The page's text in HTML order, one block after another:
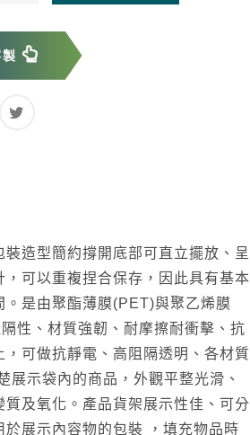
造型簡約撐開底部可直立擺放、呈
可以重複捏合保存，因此具有基本
。是由聚酯薄膜(PET)與聚乙烯膜
性、材質強韌、耐摩擦耐衝擊、抗
可做抗靜電、高阻隔透明、各材質
示袋內的商品，外觀平整光滑、
及氧化。產品貨架展示性佳、可分
展示內容物的包裝 ，填充物品時